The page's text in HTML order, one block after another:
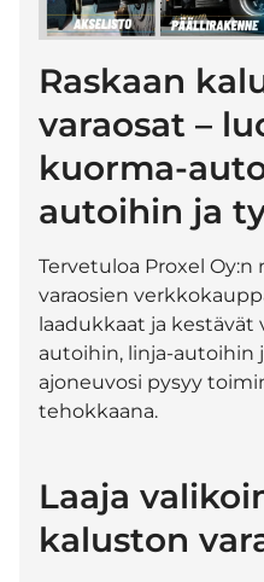
Raskaan
varaosat –
kuorma-
autoihin ja
Tervetuloa Proxel Oy:n
varaosien
laadukkaat ja kestävät
autoihin, linja-autoihin
ajoneuvosi pysyy
tehokkaana.
Laaja
kaluston